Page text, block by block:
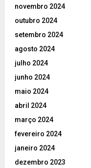
novembro 2024
outubro 2024
setembro 2024
agosto 2024
julho 2024
junho 2024
maio 2024
abril 2024
março 2024
fevereiro 2024
janeiro 2024
dezembro 2023